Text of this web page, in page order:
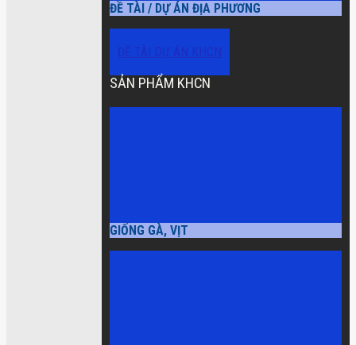
ĐỀ TÀI / DỰ ÁN ĐỊA PHƯƠNG
SẢN PHẨM KHCN
GIỐNG GÀ, VỊT